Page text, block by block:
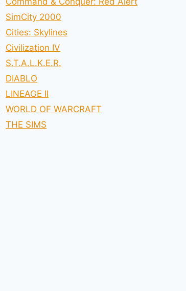
SimCity 2000
Cities: Skylines
Civilization IV
S.T.A.L.K.E.R.
DIABLO
LINEAGE II
WORLD OF WARCRAFT
THE SIMS